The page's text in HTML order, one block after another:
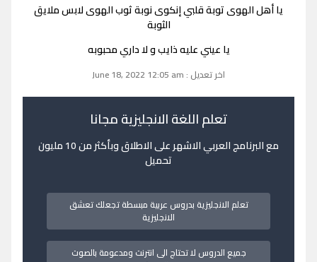
يا أهل الهوى توبة قلبي إنكوى نوبة ثوب الهوى لابس ملايق
الثوبة
يا عيني عليه ذايب و لا داري محبوبه
اخر تعديل : June 18, 2022 12:05 am
تعلم اللغة الانجليزية مجانا
مع البرنامج العربي الاشهر على الاطلاق وبأكثر من 10 مليون
تحميل
تعلم الانجليزية بدروس عربية مبسطة تجعلك تعشق
الانجليزية
جميع الدروس لا تحتاج الى انترنت ومدعومة بالصوت